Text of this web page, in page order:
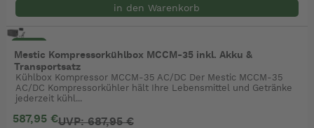
in den Warenkorb
Mestic Kompressorkühlbox MCCM-35 inkl. Akku &
Transportsatz
Kühlbox Kompressor MCCM-35 AC/DC Der Mestic MCCM-35
AC/DC Kompressorkühler hält Ihre Lebensmittel und Getränke
jederzeit kühl...
587,95 €UVP: 687,95 €